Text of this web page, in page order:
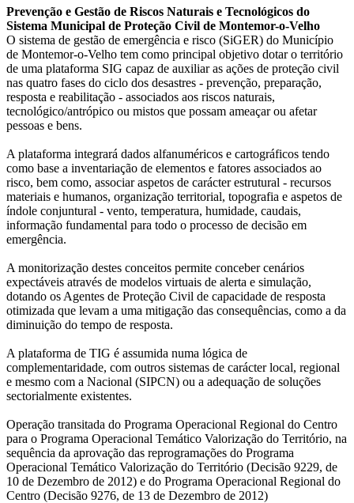
Prevenção e Gestão de Riscos Naturais e Tecnológicos do
Sistema Municipal de Proteção Civil de Montemor-o-Velho
O sistema de gestão de emergência e risco (SiGER) do Município
de Montemor-o-Velho tem como principal objetivo dotar o território
de uma plataforma SIG capaz de auxiliar as ações de proteção civil
nas quatro fases do ciclo dos desastres - prevenção, preparação,
resposta e reabilitação - associados aos riscos naturais,
tecnológico/antrópico ou mistos que possam ameaçar ou afetar
pessoas e bens.
A plataforma integrará dados alfanuméricos e cartográficos tendo
como base a inventariação de elementos e fatores associados ao
risco, bem como, associar aspetos de carácter estrutural - recursos
materiais e humanos, organização territorial, topografia e aspetos de
índole conjuntural - vento, temperatura, humidade, caudais,
informação fundamental para todo o processo de decisão em
emergência.
A monitorização destes conceitos permite conceber cenários
expectáveis através de modelos virtuais de alerta e simulação,
dotando os Agentes de Proteção Civil de capacidade de resposta
otimizada que levam a uma mitigação das consequências, como a da
diminuição do tempo de resposta.
A plataforma de TIG é assumida numa lógica de
complementaridade, com outros sistemas de carácter local, regional
e mesmo com a Nacional (SIPCN) ou a adequação de soluções
sectorialmente existentes.
Operação transitada do Programa Operacional Regional do Centro
para o Programa Operacional Temático Valorização do Território, na
sequência da aprovação das reprogramações do Programa
Operacional Temático Valorização do Território (Decisão 9229, de
10 de Dezembro de 2012) e do Programa Operacional Regional do
Centro (Decisão 9276, de 13 de Dezembro de 2012)